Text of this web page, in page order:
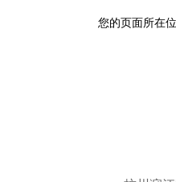
您的页面所在位